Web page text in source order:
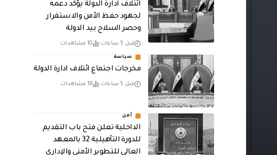
ائتلاف ادارة الدولة يؤكد دعمه
لجهود حفظ الأمن والاستقرار
وحصر السلاح بيد الدولة
قبل 5 ساعات 10 مشاهدات
سياسة
مخرجات اجتماع ائتلاف ادارة الدولة
قبل 5 ساعات 18 مشاهدات
أمن
الداخلية تعلن فتح باب التقديم
للدورة التأهيلية 32 بالمعهد
العالي للتطوير الأمني والإداري